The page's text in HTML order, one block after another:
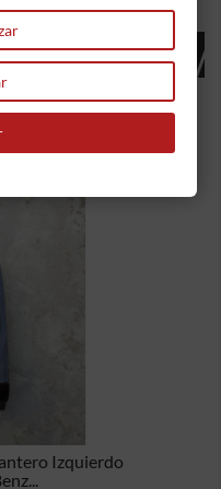
EN LA MISMA
Izquierdo